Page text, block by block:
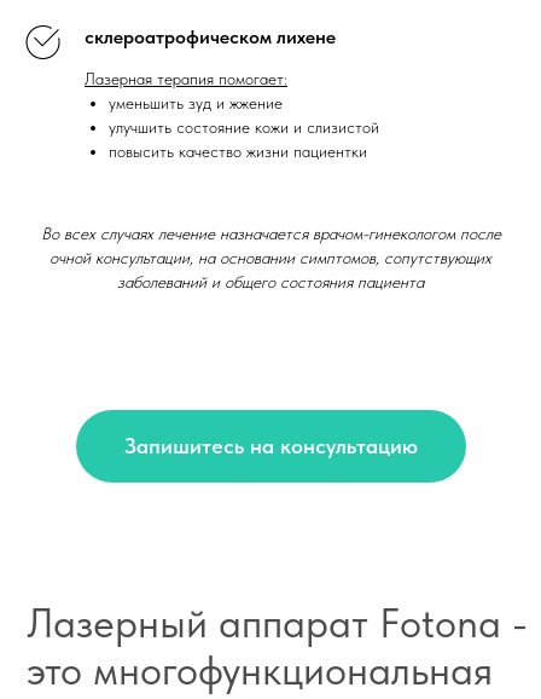
склероатрофическом лихене
Лазерная терапия помогает:
уменьшить зуд и жжение
улучшить состояние кожи и слизистой
повысить качество жизни пациентки
Во всех случаях лечение назначается врачом-гинекологом после
очной консультации, на основании симптомов, сопутствующих
заболеваний и общего состояния пациента
Запишитесь на консультацию